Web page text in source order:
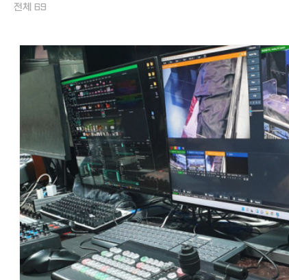
전체 69